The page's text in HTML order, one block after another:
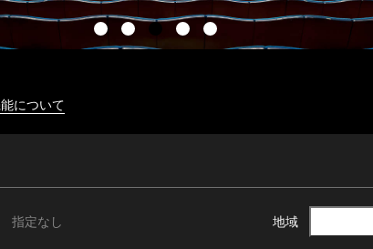
について
指定なし 地域